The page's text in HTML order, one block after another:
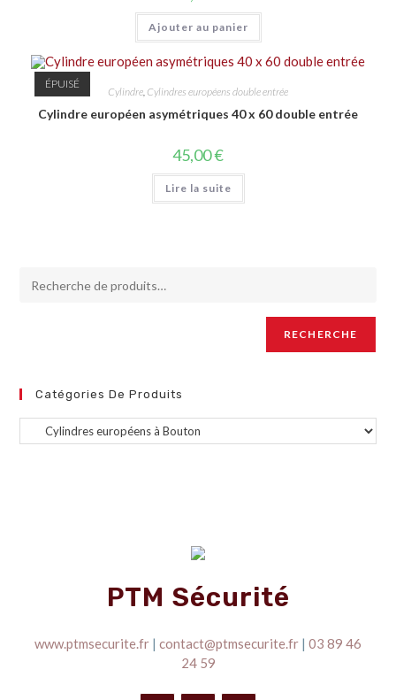
Ajouter au panier
ÉPUISÉ
Cylindre Cylindres européens double entrée
Cylindre européen asymétriques 40 x 60 double entrée
45,00€
Lire la suite
RECHERCHE
Catégories De Produits
PTM Sécurité
www.ptmsecurite.fr | contact@ptmsecurite.fr | 03 89 46
24 59